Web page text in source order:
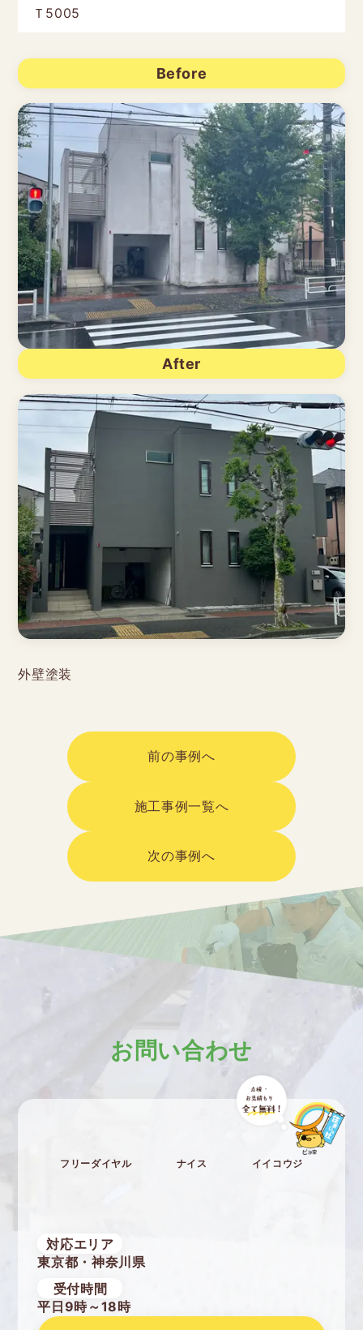
Ｔ5005
Before
After
外壁塗装
前の事例へ
施工事例一覧へ
次の事例へ
お問い合わせ
フリーダイヤル ナイス イイコウジ
対応エリア
東京都・神奈川県
受付時間
平日9時～18時